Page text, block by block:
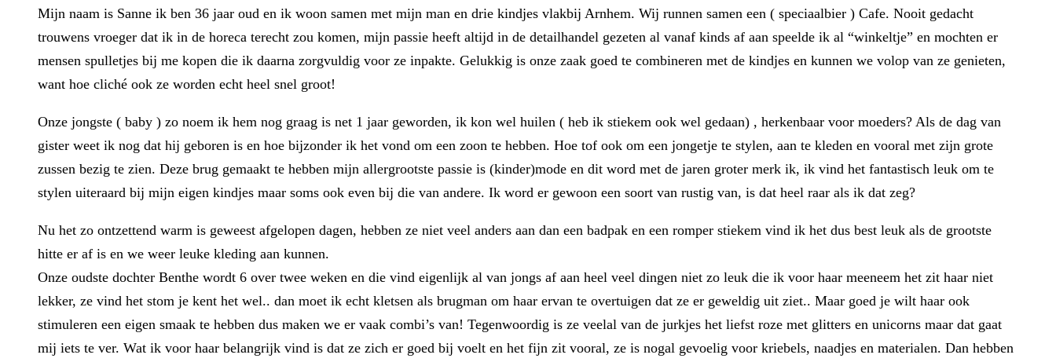
Mijn naam is Sanne ik ben 36 jaar oud en ik woon samen met mijn man en drie kindjes vlakbij Arnhem. Wij runnen samen een ( speciaalbier ) Cafe. Nooit gedacht
trouwens vroeger dat ik in de horeca terecht zou komen, mijn passie heeft altijd in de detailhandel gezeten al vanaf kinds af aan speelde ik al “winkeltje” en mochten er
mensen spulletjes bij me kopen die ik daarna zorgvuldig voor ze inpakte. Gelukkig is onze zaak goed te combineren met de kindjes en kunnen we volop van ze genieten,
want hoe cliché ook ze worden echt heel snel groot!
Onze jongste ( baby ) zo noem ik hem nog graag is net 1 jaar geworden, ik kon wel huilen ( heb ik stiekem ook wel gedaan) , herkenbaar voor moeders? Als de dag van
gister weet ik nog dat hij geboren is en hoe bijzonder ik het vond om een zoon te hebben. Hoe tof ook om een jongetje te stylen, aan te kleden en vooral met zijn grote
zussen bezig te zien. Deze brug gemaakt te hebben mijn allergrootste passie is (kinder)mode en dit word met de jaren groter merk ik, ik vind het fantastisch leuk om te
stylen uiteraard bij mijn eigen kindjes maar soms ook even bij die van andere. Ik word er gewoon een soort van rustig van, is dat heel raar als ik dat zeg?
Nu het zo ontzettend warm is geweest afgelopen dagen, hebben ze niet veel anders aan dan een badpak en een romper stiekem vind ik het dus best leuk als de grootste
hitte er af is en we weer leuke kleding aan kunnen.
Onze oudste dochter Benthe wordt 6 over twee weken en die vind eigenlijk al van jongs af aan heel veel dingen niet zo leuk die ik voor haar meeneem het zit haar niet
lekker, ze vind het stom je kent het wel.. dan moet ik echt kletsen als brugman om haar ervan te overtuigen dat ze er geweldig uit ziet.. Maar goed je wilt haar ook
stimuleren een eigen smaak te hebben dus maken we er vaak combi’s van! Tegenwoordig is ze veelal van de jurkjes het liefst roze met glitters en unicorns maar dat gaat
mij iets te ver. Wat ik voor haar belangrijk vind is dat ze zich er goed bij voelt en het fijn zit vooral, ze is nogal gevoelig voor kriebels, naadjes en materialen. Dan hebben